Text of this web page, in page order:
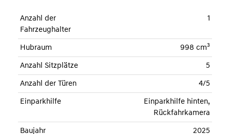
Anzahl der
Fahrzeughalter
1
Hubraum 998 cm3
Anzahl Sitzplätze
5
Anzahl der Türen
4/5
Einparkhilfe
Einparkhilfe hinten,
Rückfahrkamera
Baujahr
2025